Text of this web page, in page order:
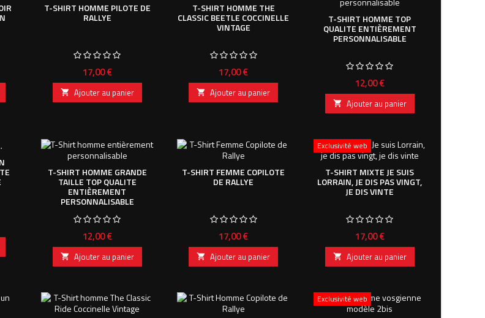
T-SHIRT HOMME PILOTE DE
RALLYE
Prix
17,00 €
 Ajouter au panier
T-SHIRT HOMME THE
CLASSIC BEETLE COCCINELLE
VINTAGE
Prix
17,00 €
 Ajouter au panier
T-SHIRT HOMME TOP
QUALITE ENTIÈREMENT
PERSONNALISABLE
Prix
12,00 €
 Ajouter au panier
T-SHIRT HOMME GRANDE
TAILLE TOP QUALITE
ENTIÈREMENT
PERSONNALISABLE
Prix
12,00 €
 Ajouter au panier
T-SHIRT FEMME COPILOTE
DE RALLYE
Prix
17,00 €
 Ajouter au panier
Exclusivité web
T-SHIRT MIXTE JE SUIS
LORRAIN, JE DIS PAS VINGT,
JE DIS VINTE
Prix
17,00 €
 Ajouter au panier
Exclusivité web